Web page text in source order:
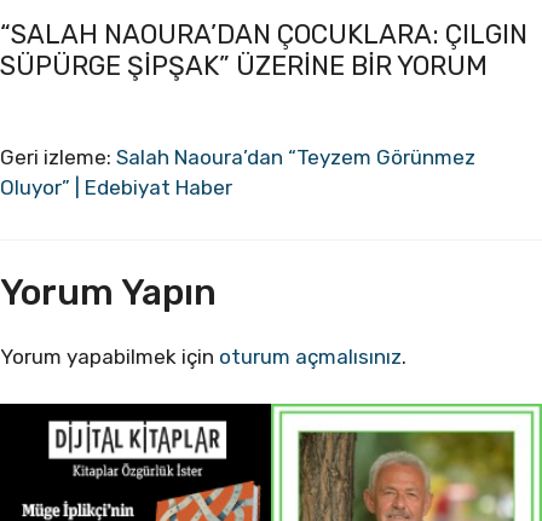
“SALAH NAOURA’DAN ÇOCUKLARA: ÇILGIN
SÜPÜRGE ŞIPŞAK” ÜZERINE BIR YORUM
Geri izleme: Salah Naoura’dan “Teyzem Görünmez
Oluyor” | Edebiyat Haber
Yorum Yapın
Yorum yapabilmek için oturum açmalısınız.